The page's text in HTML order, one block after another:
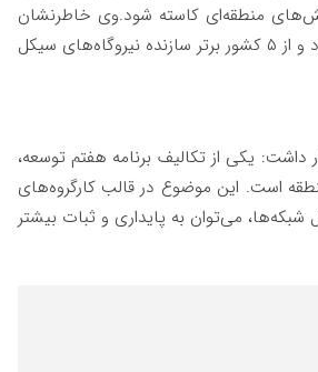
تنش‌های منطقه‌ای کاسته شود.وی خاطرنشان
کرد: ایران در احداث نیروگاه‌های برق‌آبی و سیکل ترکیبی تجربه گسترده‌ای دارد و از ۵ کشور برتر سازنده نیروگاه‌های سیکل
داشت: یکی از تکالیف برنامه هفتم توسعه،
است. این موضوع در قالب کارگروه‌های
می‌توان به پایداری و ثبات بیشتر